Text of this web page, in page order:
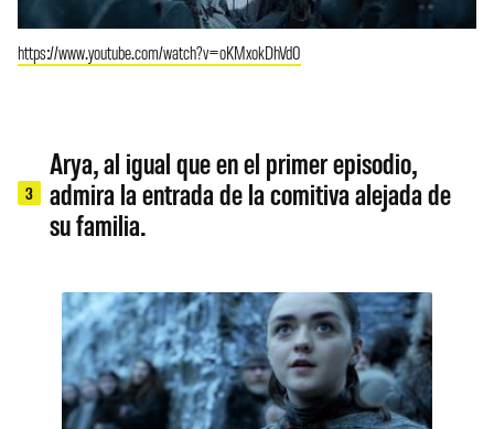
https://www.youtube.com/watch?v=oKMxokDhVd0
3
Arya, al igual que en el primer episodio,
admira la entrada de la comitiva alejada de
su familia.